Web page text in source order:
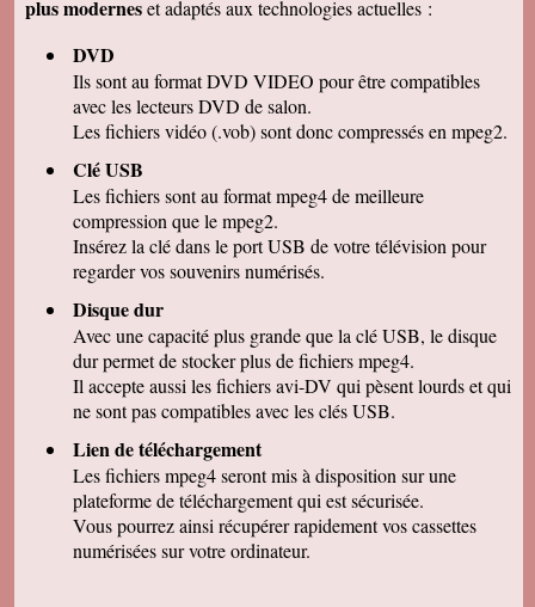
Marcel G
numerisées. c'est vraiment un beau résultat.
René DR
Nous avons testé : tout semble bon et la
récupération sur Final Cut Pro X fonctionne.
Margot P
Studio très compétent, efficace, sympathique et
arrangeant à prix bon marché, je recommande
vivement !
Christian R
NOUS VENONS DE VISIONNER NOS FILMS
ET TENONS A VOUS REMERCIER POUR
VOTRE :
-ACCUEIL
-QUALITE DE TRAVAIL
-PROFESSIONNALISME
François M
C'est avec grand plaisir que j'ai revécu mon
passage professionnel à Séville, grace à votre
duplication VHS/USB recue ce matin.
Permettez moi de vous féliciter pour la qualité
de votre travail. Je ne manquerai pas de parler
de vous. Bonne soirée.
plus moderneset adaptés aux technologies actuelles :
DVD
Ils sont au format DVD VIDEO pour être compatibles
avec les lecteurs DVD de salon.
Les fichiers vidéo (.vob) sont donc compressés en mpeg2.
Clé USB
Les fichiers sont au format mpeg4 de meilleure
compression que le mpeg2.
Insérez la clé dans le port USB de votre télévision pour
regarder vos souvenirs numérisés.
Disque dur
Avec une capacité plus grande que la clé USB, le disque
dur permet de stocker plus de fichiers mpeg4.
Il accepte aussi les fichiers avi-DV qui pèsent lourds et qui
ne sont pas compatibles avec les clés USB.
Lien de téléchargement
Les fichiers mpeg4 seront mis à disposition sur une
plateforme de téléchargement qui est sécurisée.
Vous pourrez ainsi récupérer rapidement vos cassettes
numérisées sur votre ordinateur.